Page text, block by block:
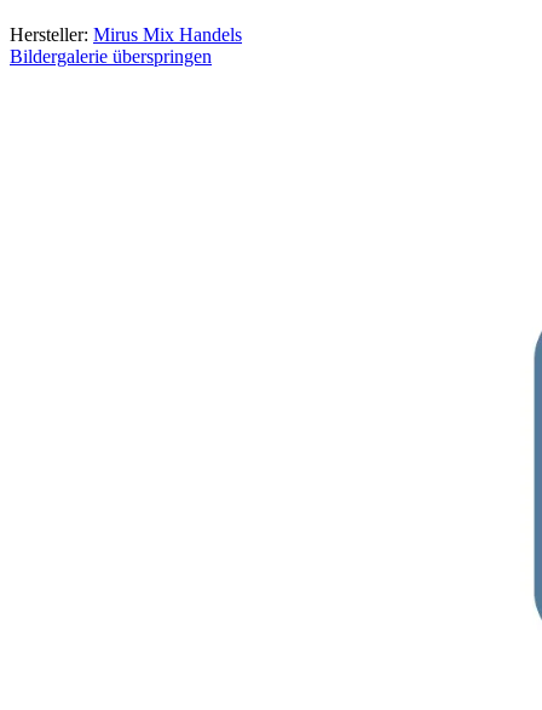
Hersteller: Mirus Mix Handels
Bildergalerie überspringen